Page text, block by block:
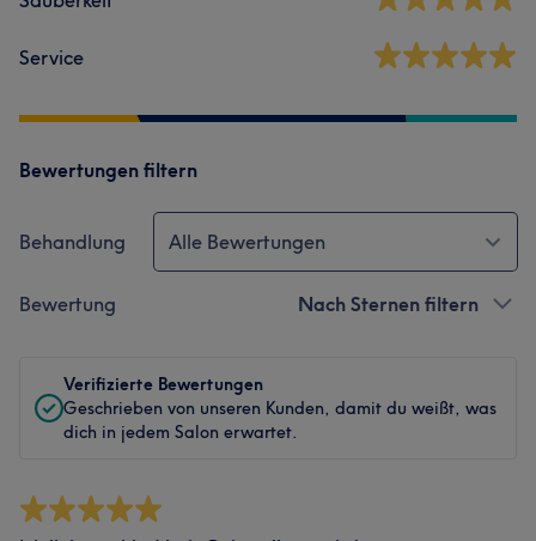
Service
Bewertungen filtern
Behandlung Alle Bewertungen
Bewertung Nach Sternen filtern
Verifizierte Bewertungen
Geschrieben von unseren Kunden, damit du weißt, was
dich in jedem Salon erwartet.